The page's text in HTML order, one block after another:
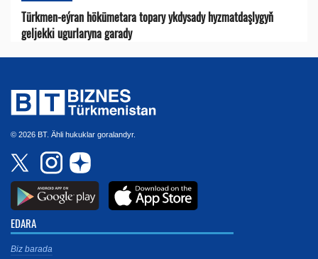
Türkmen-eýran hökümetara topary ykdysady hyzmatdaşlygyň
geljekki ugurlaryna garady
© 2026 BT. Ähli hukuklar goralandyr.
EDARA
Biz barada